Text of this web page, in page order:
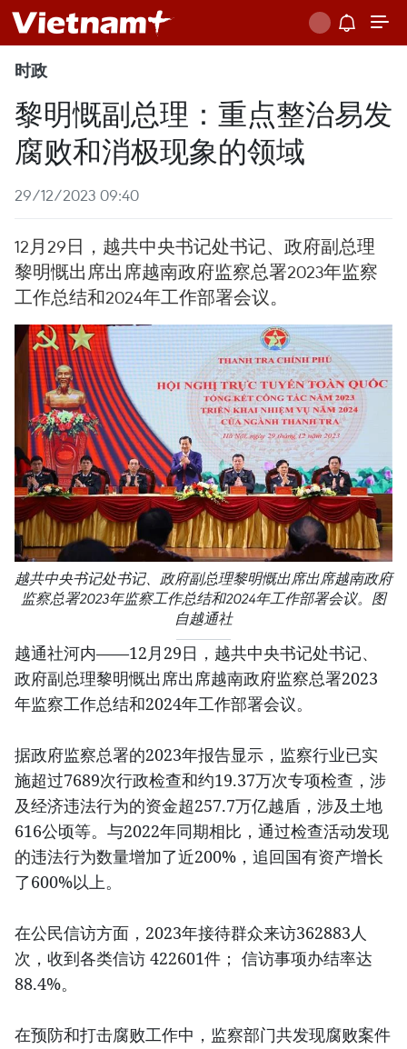
时政
黎明慨副总理：重点整治易发
腐败和消极现象的领域
29/12/2023 09:40
12月29日，越共中央书记处书记、政府副总理
黎明慨出席出席越南政府监察总署2023年监察
工作总结和2024年工作部署会议。
越共中央书记处书记、政府副总理黎明慨出席出席越南政府
监察总署2023年监察工作总结和2024年工作部署会议。图
自越通社
越通社河内——12月29日，越共中央书记处书记、
政府副总理黎明慨出席出席越南政府监察总署2023
年监察工作总结和2024年工作部署会议。
据政府监察总署的2023年报告显示，监察行业已实
施超过7689次行政检查和约19.37万次专项检查，涉
及经济违法行为的资金超257.7万亿越盾，涉及土地
616公顷等。与2022年同期相比，通过检查活动发现
的违法行为数量增加了近200%，追回国有资产增长
了600%以上。
在公民信访方面，2023年接待群众来访362883人
次，收到各类信访 422601件； 信访事项办结率达
88.4%。
在预防和打击腐败工作中，监察部门共发现腐败案件